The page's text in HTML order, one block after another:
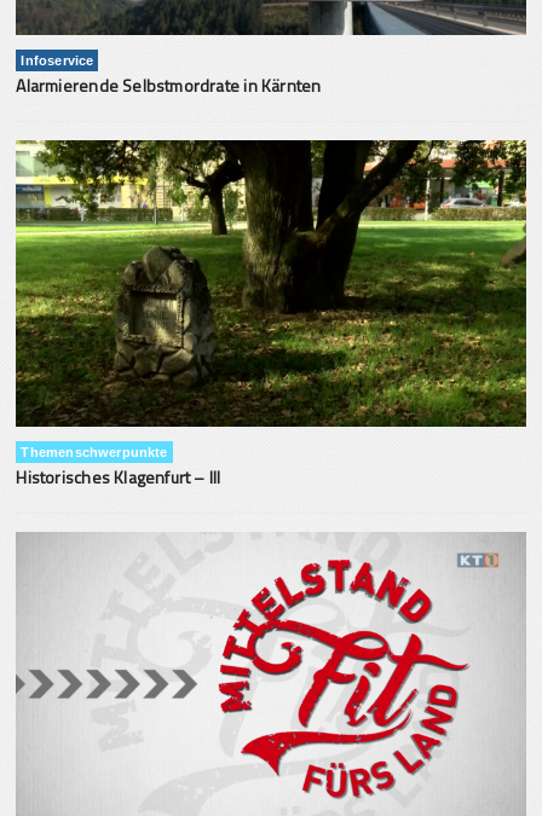
Infoservice
Alarmierende Selbstmordrate in Kärnten
Themenschwerpunkte
Historisches Klagenfurt – III